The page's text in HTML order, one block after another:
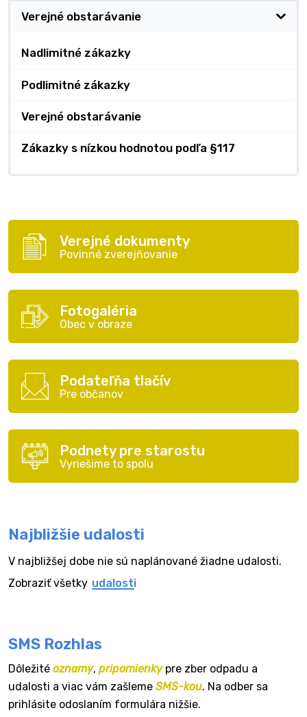
Verejné obstarávanie
Nadlimitné zákazky
Podlimitné zákazky
Verejné obstarávanie
Zákazky s nízkou hodnotou podľa §117
Verejné dokumenty
Povinné zverejňovanie
Fotogaléria
Obec v obraze
Podateľňa tlačív
Pre občanov
Podnety pre starostu
Vyriešime to spolu
Najbližšie udalosti
V najbližšej dobe nie sú naplánované žiadne udalosti.
Zobraziť všetky udalosti
SMS Rozhlas
Dôležité oznamy, pripomienkypre zber odpadu a
udalosti a viac vám zašleme SMS-kou. Na odber sa
prihlásite odoslaním formulára nižšie.